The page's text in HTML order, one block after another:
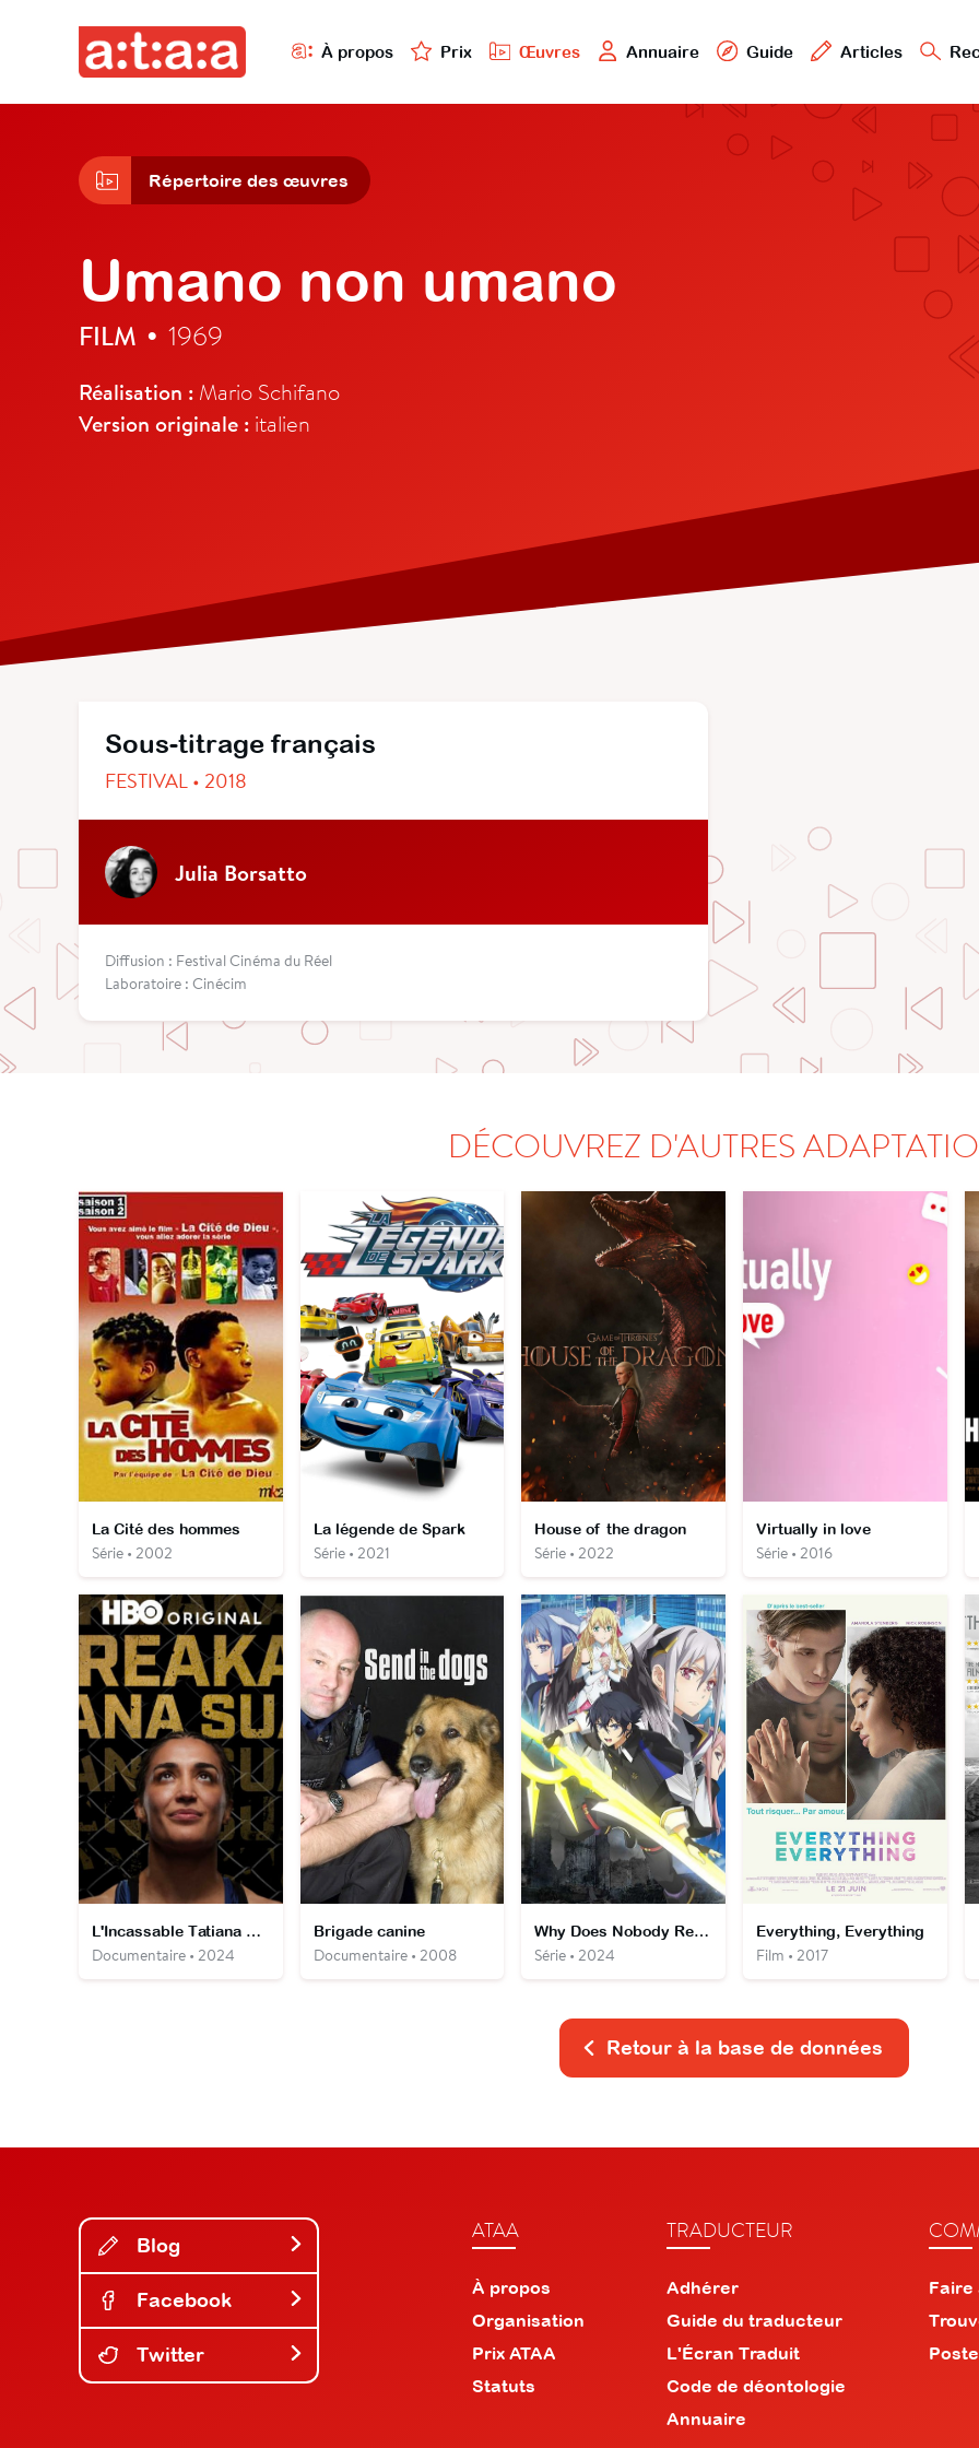
À propos Prix Œuvres Annuaire Guide Articles
Répertoire des œuvres
Umano non umano
FILM • 1969
Réalisation : Mario Schifano
Version originale : italien
Sous-titrage français
FESTIVAL • 2018
Julia Borsatto
Diffusion : Festival Cinéma du Réel
Laboratoire : Cinécim
DÉCOUVREZ D'AUTRES
La Cité des hommes
Série • 2002
La légende de Spark
Série • 2021
House of the dragon
Série • 2022
Virtually in love
Série • 2016
L'Incassable Tatiana Suarez
Documentaire • 2024
Brigade canine
Documentaire • 2008
Why Does Nobody Remember Me in This World?
Série • 2024
Everything, Everything
Film • 2017
Retour à la base de données
Blog
Facebook
Twitter
ATAA
À propos
Organisation
Prix ATAA
Statuts
TRADUCTEUR
Adhérer
Guide du traducteur
L'Écran Traduit
Code de déontologie
Annuaire